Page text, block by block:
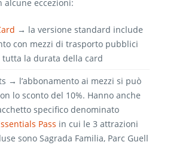
alcune eccezioni:
→ la versione standard include
con mezzi di trasporto pubblici
la durata della card
→ l’abbonamento ai mezzi si può
lo sconto del 10%. Hanno anche
specifico denominato
Pass in cui le 3 attrazioni
sono Sagrada Familia, Parc Guell